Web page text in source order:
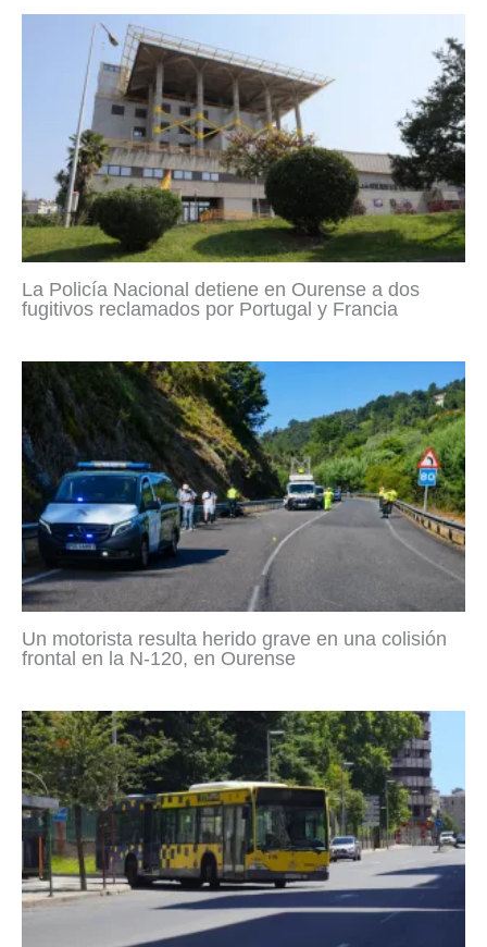
La Policía Nacional detiene en Ourense a dos
fugitivos reclamados por Portugal y Francia
Un motorista resulta herido grave en una colisión
frontal en la N-120, en Ourense